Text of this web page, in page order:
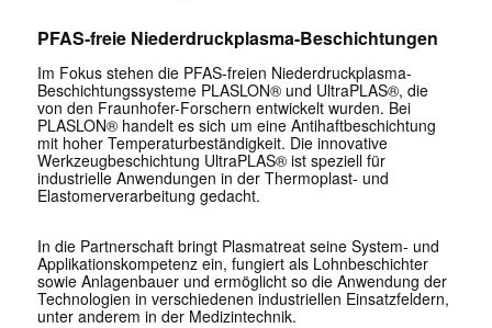
PFAS-freie Niederdruckplasma-Beschichtungen
Im Fokus stehen die PFAS-freien Niederdruckplasma-
Beschichtungssysteme PLASLON® und UltraPLAS®, die
von den Fraunhofer-Forschern entwickelt wurden. Bei
PLASLON® handelt es sich um eine Antihaftbeschichtung
mit hoher Temperaturbeständigkeit. Die innovative
Werkzeugbeschichtung UltraPLAS® ist speziell für
industrielle Anwendungen in der Thermoplast- und
Elastomerverarbeitung gedacht.
In die Partnerschaft bringt Plasmatreat seine System- und
Applikationskompetenz ein, fungiert als Lohnbeschichter
sowie Anlagenbauer und ermöglicht so die Anwendung der
Technologien in verschiedenen industriellen Einsatzfeldern,
unter anderem in der Medizintechnik.